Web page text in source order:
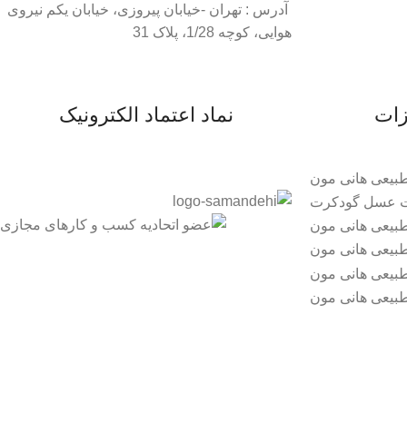
آدرس : تهران -خیابان پیروزی، خیابان یکم نیروی
هوایی، کوچه 1/28، پلاک 31
نماد اعتماد الکترونیک